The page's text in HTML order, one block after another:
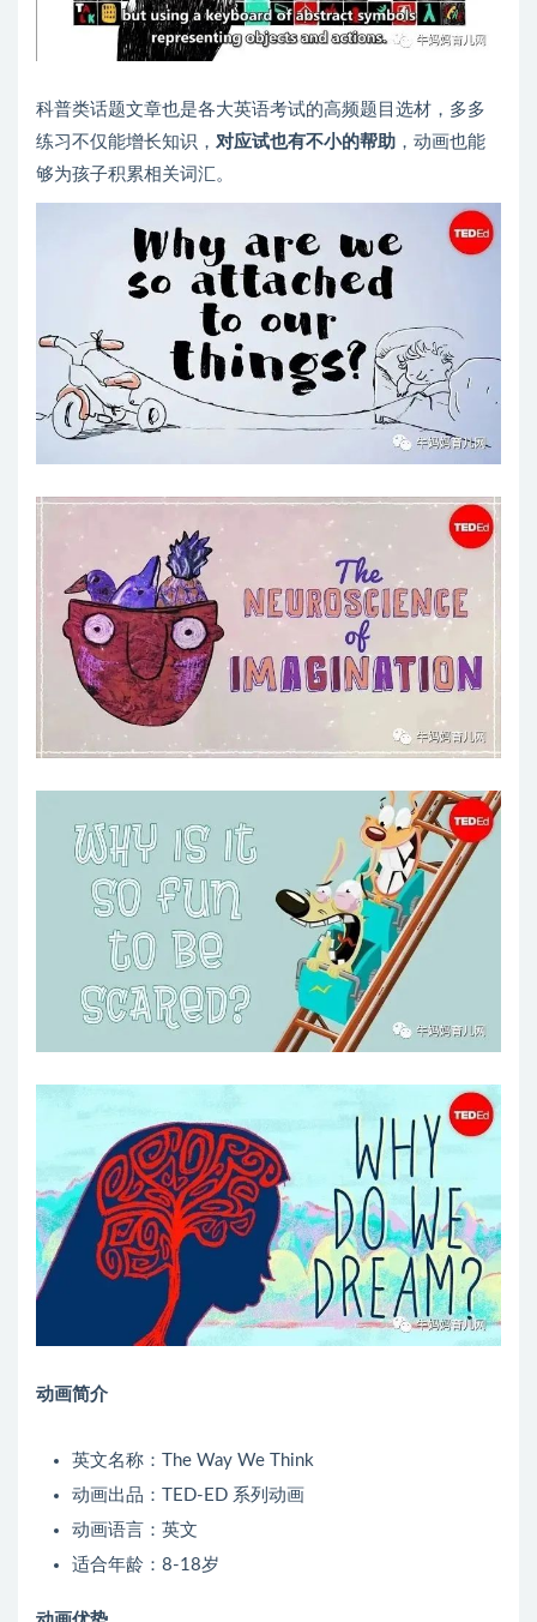
科普类话题文章也是各大英语考试的高频题目选材，多多
练习不仅能增长知识， 对应试也有不小的帮助 ，动画也能
够为孩子积累相关词汇。
动画简介
英文名称：The Way We Think
动画出品：TED-ED 系列动画
动画语言：英文
适合年龄：8-18岁